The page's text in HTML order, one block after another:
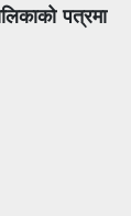
पत्रमा